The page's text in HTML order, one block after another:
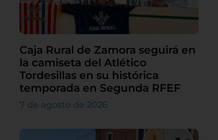
Caja Rural de Zamora seguirá en
la camiseta del Atlético
Tordesillas en su histórica
temporada en Segunda RFEF
7 de agosto de 2026